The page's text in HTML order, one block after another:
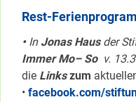
Rest-
•InJonas Hausder
Immer Mo– So v.
die Linkszum
• facebook.com/